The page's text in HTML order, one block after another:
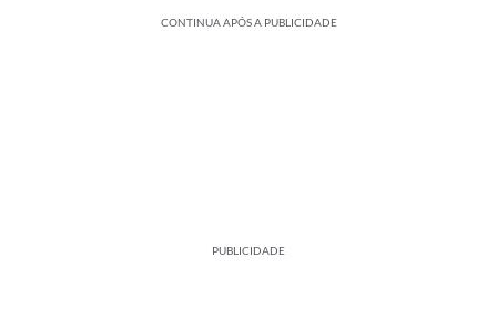
CONTINUA APÓS A PUBLICIDADE
PUBLICIDADE